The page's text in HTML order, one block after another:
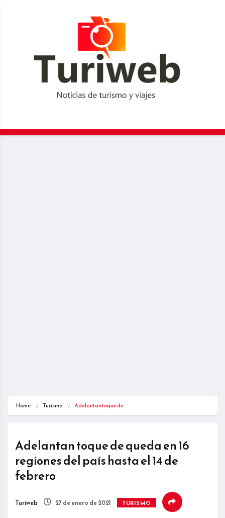
Home Turismo Adelantan toque de…
Adelantan toque de queda en 16
regiones del país hasta el 14 de
febrero
Turiweb 27 de enero de 2021 TURISMO